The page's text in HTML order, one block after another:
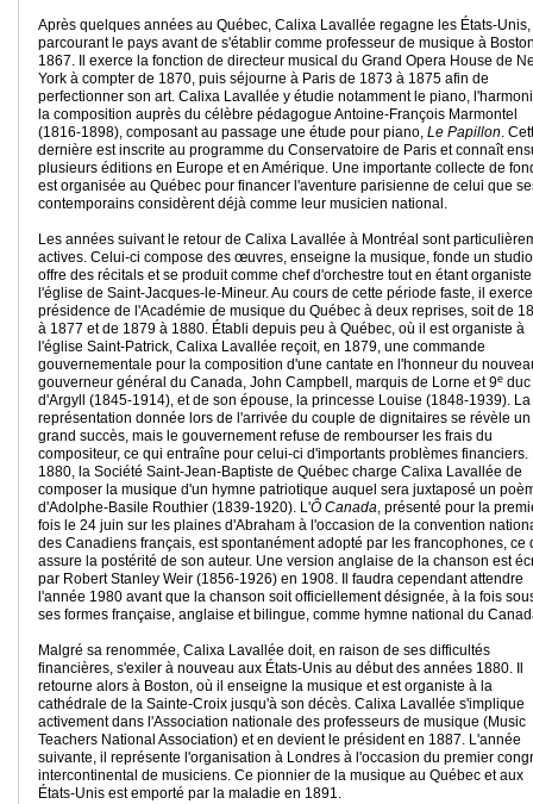
Après quelques années au Québec, Calixa Lavallée regagne les États-Unis,
parcourant le pays avant de s'établir comme professeur de musique à
1867. Il exerce la fonction de directeur musical du Grand Opera House de
York à compter de 1870, puis séjourne à Paris de 1873 à 1875 afin de
perfectionner son art. Calixa Lavallée y étudie notamment le piano,
la composition auprès du célèbre pédagogue Antoine-François Marmontel
(1816-1898), composant au passage une étude pour piano, Le Papillon.
dernière est inscrite au programme du Conservatoire de Paris et connaît
plusieurs éditions en Europe et en Amérique. Une importante collecte de
est organisée au Québec pour financer l'aventure parisienne de celui que
contemporains considèrent déjà comme leur musicien national.
Les années suivant le retour de Calixa Lavallée à Montréal sont
actives. Celui-ci compose des œuvres, enseigne la musique, fonde un
offre des récitals et se produit comme chef d'orchestre tout en étant
l'église de Saint-Jacques-le-Mineur. Au cours de cette période faste, il
présidence de l'Académie de musique du Québec à deux reprises, soit de
à 1877 et de 1879 à 1880. Établi depuis peu à Québec, où il est organiste à
l'église Saint-Patrick, Calixa Lavallée reçoit, en 1879, une commande
gouvernementale pour la composition d'une cantate en l'honneur du
gouverneur général du Canada, John Campbell, marquis de Lorne et 9e duc
d'Argyll (1845-1914), et de son épouse, la princesse Louise (1848-1939). La
représentation donnée lors de l'arrivée du couple de dignitaires se révèle un
grand succès, mais le gouvernement refuse de rembourser les frais du
compositeur, ce qui entraîne pour celui-ci d'importants problèmes financiers.
1880, la Société Saint-Jean-Baptiste de Québec charge Calixa Lavallée de
composer la musique d'un hymne patriotique auquel sera juxtaposé un
d'Adolphe-Basile Routhier (1839-1920). L'Ô Canada, présenté pour la
fois le 24 juin sur les plaines d'Abraham à l'occasion de la convention
des Canadiens français, est spontanément adopté par les francophones, ce
assure la postérité de son auteur. Une version anglaise de la chanson est
par Robert Stanley Weir (1856-1926) en 1908. Il faudra cependant attendre
l'année 1980 avant que la chanson soit officiellement désignée, à la fois
ses formes française, anglaise et bilingue, comme hymne national du
Malgré sa renommée, Calixa Lavallée doit, en raison de ses difficultés
financières, s'exiler à nouveau aux États-Unis au début des années 1880. Il
retourne alors à Boston, où il enseigne la musique et est organiste à la
cathédrale de la Sainte-Croix jusqu'à son décès. Calixa Lavallée s'implique
activement dans l'Association nationale des professeurs de musique (Music
Teachers National Association) et en devient le président en 1887. L'année
suivante, il représente l'organisation à Londres à l'occasion du premier
intercontinental de musiciens. Ce pionnier de la musique au Québec et aux
États-Unis est emporté par la maladie en 1891.